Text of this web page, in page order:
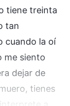
tiene treinta
tan
cuando la oí
me siento
dejar de
tienes